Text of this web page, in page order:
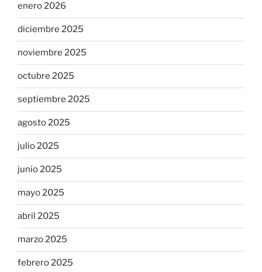
enero 2026
diciembre 2025
noviembre 2025
octubre 2025
septiembre 2025
agosto 2025
julio 2025
junio 2025
mayo 2025
abril 2025
marzo 2025
febrero 2025